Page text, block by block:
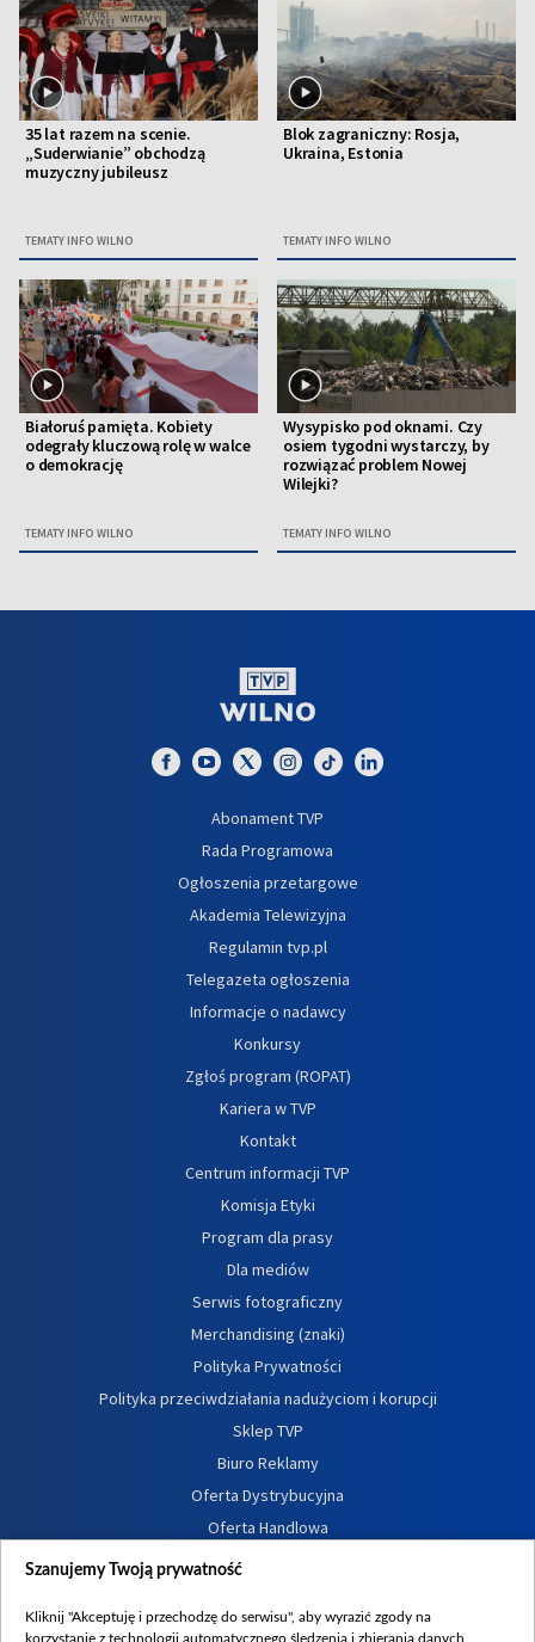
35 lat razem na scenie.
„Suderwianie” obchodzą
muzyczny jubileusz
TEMATY INFO WILNO
Blok zagraniczny: Rosja,
Ukraina, Estonia
TEMATY INFO WILNO
Białoruś pamięta. Kobiety
odegrały kluczową rolę w walce
o demokrację
TEMATY INFO WILNO
Wysypisko pod oknami. Czy
osiem tygodni wystarczy, by
rozwiązać problem Nowej
Wilejki?
TEMATY INFO WILNO
Abonament TVP
Rada Programowa
Ogłoszenia przetargowe
Akademia Telewizyjna
Regulamin tvp.pl
Telegazeta ogłoszenia
Informacje o nadawcy
Konkursy
Zgłoś program (ROPAT)
Kariera w TVP
Kontakt
Centrum informacji TVP
Komisja Etyki
Program dla prasy
Dla mediów
Serwis fotograficzny
Merchandising (znaki)
Polityka Prywatności
Polityka przeciwdziałania nadużyciom i korupcji
Sklep TVP
Biuro Reklamy
Oferta Dystrybucyjna
Oferta Handlowa
Dostępność
Procedura zgłoszeń wewnętrznych
Szanujemy Twoją prywatność
Kliknij "Akceptuję i przechodzę do serwisu", aby wyrazić zgody na
korzystanie z technologii automatycznego śledzenia i zbierania danych,